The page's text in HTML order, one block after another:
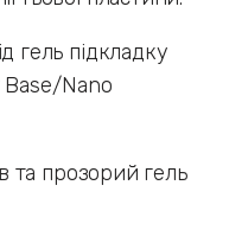
гель підкладку
Nano
та прозорий гель